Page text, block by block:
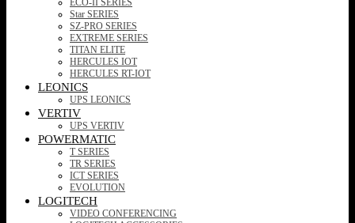
ECO-II SERIES
Star SERIES
SZ-PRO SERIES
EXTREME SERIES
TITAN ELITE
HERCULES IOT
HERCULES RT-IOT
LEONICS
UPS LEONICS
VERTIV
UPS VERTIV
POWERMATIC
T SERIES
TR SERIES
ICT SERIES
EVOLUTION
LOGITECH
VIDEO CONFERENCING